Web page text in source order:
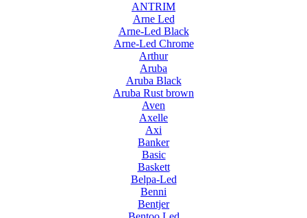
ANTRIM
Arne Led
Arne-Led Black
Arne-Led Chrome
Arthur
Aruba
Aruba Black
Aruba Rust brown
Aven
Axelle
Axi
Banker
Basic
Baskett
Belpa-Led
Benni
Bentjer